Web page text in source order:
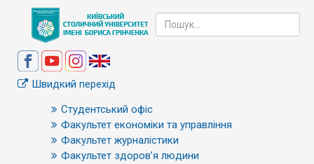
Швидкий перехід
Студентський офіс
Факультет економіки та управління
Факультет журналістики
Факультет здоров’я людини